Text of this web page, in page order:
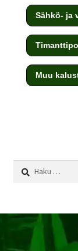
Sähkö- ja
Muu
Haku: